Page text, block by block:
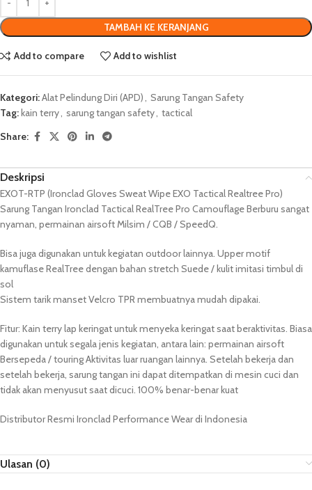
TAMBAH KE KERANJANG
Add to compare Add to wishlist
Kategori:Alat Pelindung Diri (APD)
Sarung Tangan Safety
Tag:kain terry sarung tangan safety tactical
Share:
Deskripsi
EXOT-RTP (Ironclad Gloves Sweat Wipe EXO Tactical Realtree Pro)
Sarung Tangan Ironclad Tactical RealTree Pro Camouflage Berburu sangat
nyaman, permainan airsoft Milsim / CQB / SpeedQ.
Bisa juga digunakan untuk kegiatan outdoor lainnya. Upper motif
kamuflase RealTree dengan bahan stretch Suede / kulit imitasi timbul di
sol
Sistem tarik manset Velcro TPR membuatnya mudah dipakai.
Fitur: Kain terry lap keringat untuk menyeka keringat saat beraktivitas. Biasa
digunakan untuk segala jenis kegiatan, antara lain: permainan airsoft
Bersepeda / touring Aktivitas luar ruangan lainnya. Setelah bekerja dan
setelah bekerja, sarung tangan ini dapat ditempatkan di mesin cuci dan
tidak akan menyusut saat dicuci. 100% benar-benar kuat
Distributor Resmi Ironclad Performance Wear di Indonesia
Ulasan (0)